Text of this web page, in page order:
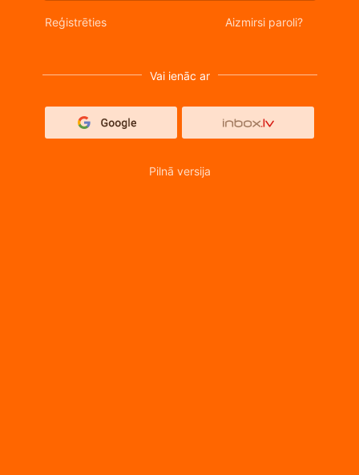
Reģistrēties Aizmirsi paroli?
Vai ienāc ar
Pilnā versija